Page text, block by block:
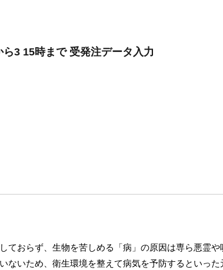
3 15時まで 受発注データ入力
ておらず、生物を苦しめる「病」の原因は専ら悪霊
ないため、衛生環境を整えて病気を予防するといった